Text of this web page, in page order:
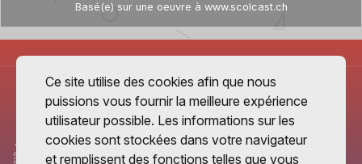
Basé(e) sur une oeuvre à www.scolcast.ch
Ce site utilise des cookies afin que nous
puissions vous fournir la meilleure expérience
utilisateur possible. Les informations sur les
cookies sont stockées dans votre navigateur
et remplissent des fonctions telles que vous